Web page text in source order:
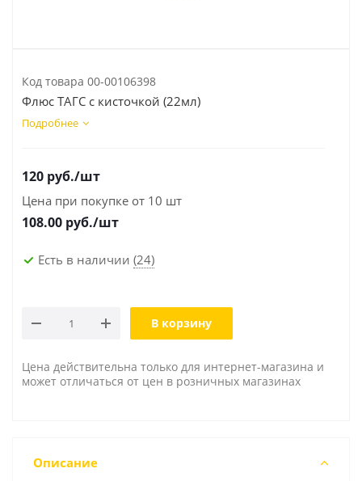
Код товара 00-00106398
Флюс ТАГС с кисточкой (22мл)
Подробнее
120 руб./шт
Цена при покупке от 10 шт
108.00 руб./шт
Есть в наличии (24)
В корзину
Цена действительна только для интернет-магазина и
может отличаться от цен в розничных магазинах
Описание